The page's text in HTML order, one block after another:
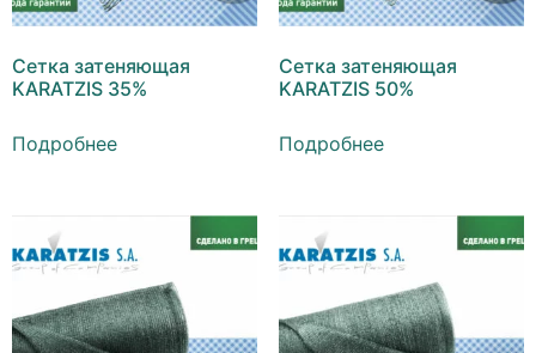
Сетка затеняющая
KARATZIS 35%
Подробнее
Сетка затеняющая
KARATZIS 50%
Подробнее